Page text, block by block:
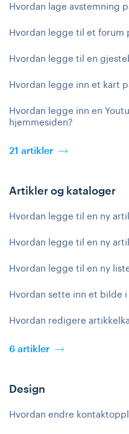
Hvordan lage avstemning
Hvordan legge til et forum
Hvordan legge til en
Hvordan legge inn et kart
Hvordan legge inn en
hjemmesiden?
21 artikler
Artikler og kataloger
Hvordan legge til en ny
Hvordan legge til en ny
Hvordan legge til en ny
Hvordan sette inn et bilde i
Hvordan redigere
6 artikler
Design
Hvordan endre